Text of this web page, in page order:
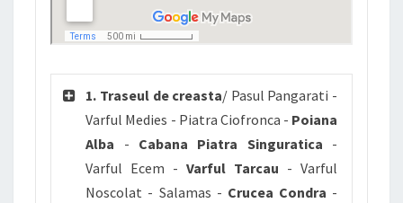
1. Traseul de creasta/ Pasul Pangarati -
Varful Medies - Piatra Ciofronca - Poiana
Alba - Cabana Piatra Singuratica -
Varful Ecem -Varful Tarcau - Varful
Noscolat - Salamas - Crucea Condra -